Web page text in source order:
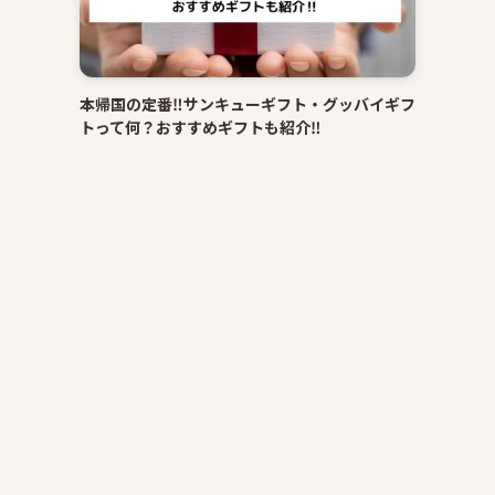
本帰国の定番‼サンキューギフト・グッバイギフ
トって何？おすすめギフトも紹介‼